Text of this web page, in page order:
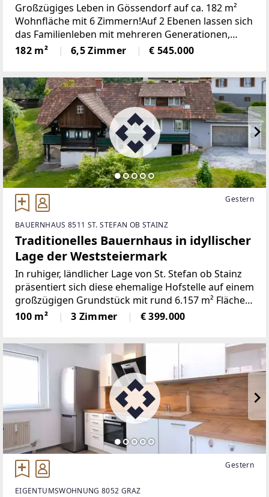
Großzügiges Leben in Gössendorf auf ca. 182 m²
Wohnfläche mit 6 Zimmern!Auf 2 Ebenen lassen sich
das Familienleben mit mehreren Generationen,
komfortables Wohnen und Arbeiten perfekt
vereinen!Der funktional geschnittene Grundriss, der
182 m² 6,5 Zimmer € 545.000
Gestern
BAUERNHAUS 8511 ST. STEFAN OB STAINZ
Traditionelles Bauernhaus in idyllischer
Lage der Weststeiermark
In ruhiger, ländlicher Lage von St. Stefan ob Stainz
präsentiert sich diese ehemalige Hofstelle auf einem
großzügigen Grundstück mit rund 6.157 m² Fläche.
Die Liegenschaft vereint den Charme eines
traditionellen Bauernhauses mit vielfältigen
100 m² 3 Zimmer € 399.000
Gestern
EIGENTUMSWOHNUNG 8052 GRAZ